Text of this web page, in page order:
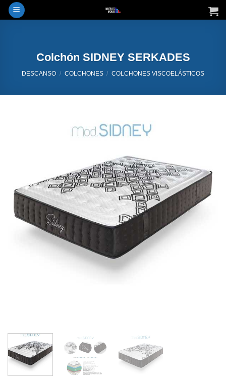
Saltar
al
Colchón SIDNEY SERKADES
DESCANSO / COLCHONES / COLCHONES VISCOELÁSTICOS